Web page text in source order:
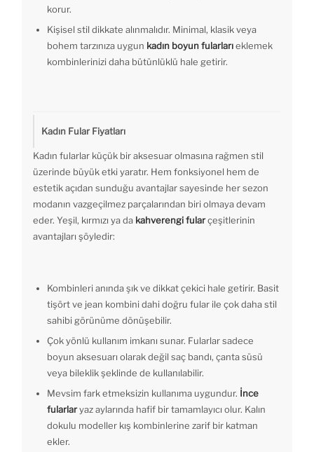
korur.
Kişisel stil dikkate alınmalıdır. Minimal, klasik veya
bohem tarzınıza uygun kadın boyun fularlarıeklemek
kombinlerinizi daha bütünlüklü hale getirir.
Kadın Fular Fiyatları
Kadın fularlar küçük bir aksesuar olmasına rağmen stil
üzerinde büyük etki yaratır. Hem fonksiyonel hem de
estetik açıdan sunduğu avantajlar sayesinde her sezon
modanın vazgeçilmez parçalarından biri olmaya devam
eder. Yeşil, kırmızı ya da kahverengi fularçeşitlerinin
avantajları şöyledir:
Kombinleri anında şık ve dikkat çekici hale getirir. Basit
tişört ve jean kombini dahi doğru fular ile çok daha stil
sahibi görünüme dönüşebilir.
Çok yönlü kullanım imkanı sunar. Fularlar sadece
boyun aksesuarı olarak değil saç bandı, çanta süsü
veya bileklik şeklinde de kullanılabilir.
Mevsim fark etmeksizin kullanıma uygundur. İnce
fularlaryaz aylarında hafif bir tamamlayıcı olur. Kalın
dokulu modeller kış kombinlerine zarif bir katman
ekler.